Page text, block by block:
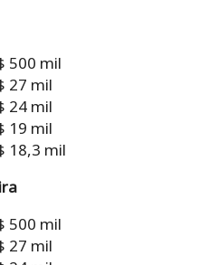
500 mil
27 mil
24 mil
19 mil
18,3 mil
500 mil
27 mil